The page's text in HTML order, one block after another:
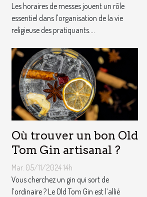
Les horaires de messes jouent un rôle
essentiel dans l'organisation de la vie
religieuse des pratiquants....
Où trouver un bon Old
Tom Gin artisanal ?
Mar. 05/11/2024 14h
Vous cherchez un gin qui sort de
l’ordinaire ? Le Old Tom Gin est l’allié